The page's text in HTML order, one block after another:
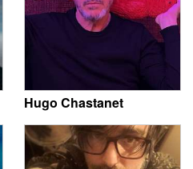
Hugo Chastanet